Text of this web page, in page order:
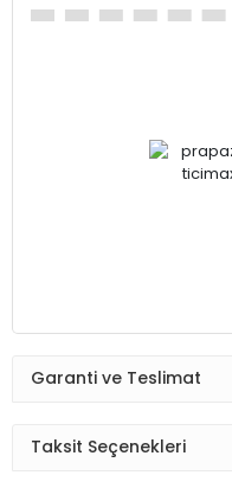
Garanti ve Teslimat
Taksit Seçenekleri